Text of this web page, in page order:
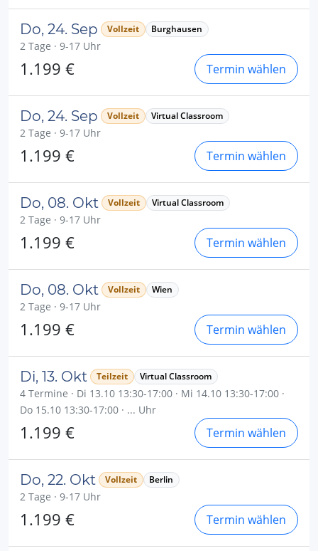
Do, 24. Sep Vollzeit Burghausen
2 Tage · 9-17 Uhr
1.199 € Termin wählen
Do, 24. Sep Vollzeit Virtual Classroom
2 Tage · 9-17 Uhr
1.199 € Termin wählen
Do, 08. Okt Vollzeit Virtual Classroom
2 Tage · 9-17 Uhr
1.199 € Termin wählen
Do, 08. Okt Vollzeit Wien
2 Tage · 9-17 Uhr
1.199 € Termin wählen
Di, 13. Okt Teilzeit Virtual Classroom
4 Termine · Di 13.10 13:30-17:00 · Mi 14.10 13:30-17:00 ·
Do 15.10 13:30-17:00 · ... Uhr
1.199 € Termin wählen
Do, 22. Okt Vollzeit Berlin
2 Tage · 9-17 Uhr
1.199 € Termin wählen